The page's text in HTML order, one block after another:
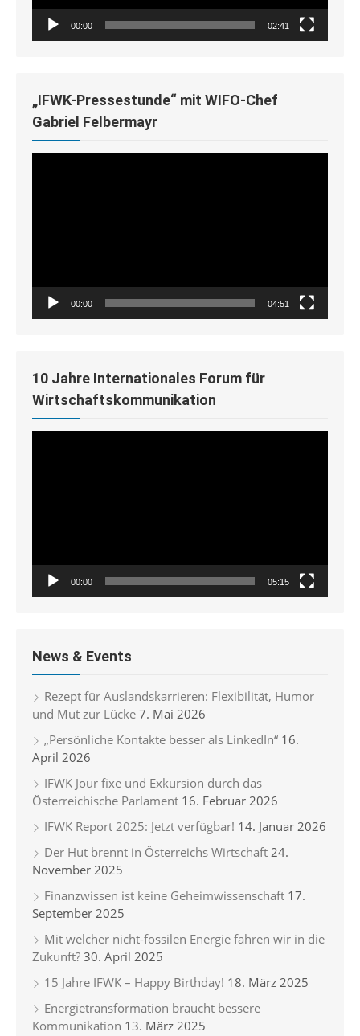
00:00 02:41
„IFWK-Pressestunde“ mit WIFO-Chef
Gabriel Felbermayr
00:00 04:51
10 Jahre Internationales Forum für
Wirtschaftskommunikation
00:00 05:15
News & Events
Rezept für Auslandskarrieren: Flexibilität, Humor
und Mut zur Lücke 7. Mai 2026
„Persönliche Kontakte besser als LinkedIn“ 16.
April 2026
IFWK Jour fixe und Exkursion durch das
Österreichische Parlament 16. Februar 2026
IFWK Report 2025: Jetzt verfügbar! 14. Januar 2026
Der Hut brennt in Österreichs Wirtschaft 24.
November 2025
Finanzwissen ist keine Geheimwissenschaft 17.
September 2025
Mit welcher nicht-fossilen Energie fahren wir in die
Zukunft? 30. April 2025
15 Jahre IFWK – Happy Birthday! 18. März 2025
Energietransformation braucht bessere
Kommunikation 13. März 2025